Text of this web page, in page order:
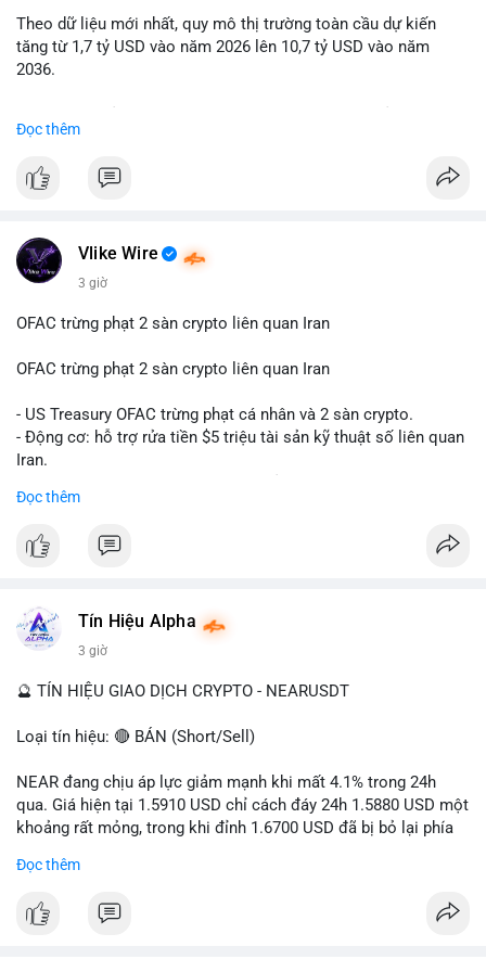
Lời khuyên: Nhà đầu tư nhỏ lẻ nên quan sát thêm 2-4 giờ sau
khi giao dịch được xác nhận, tránh hành động theo cảm xúc.
ưu tiên quản trị rủi ro trong giai đoạn biến động mạnh.
#btcmempool65k
Theo dữ liệu mới nhất, quy mô thị trường toàn cầu dự kiến
tăng từ 1,7 tỷ USD vào năm 2026 lên 10,7 tỷ USD vào năm
2036.
hàng năm (CAGR) ấn tượng lên tới 20,2%.
Điều gì đang thúc đẩy sự tăng trưởng vượt bậc này? Hãy cùng
Đọc thêm
Vlike Wire
3 giờ
OFAC trừng phạt 2 sàn crypto liên quan Iran
OFAC trừng phạt 2 sàn crypto liên quan Iran
- US Treasury OFAC trừng phạt cá nhân và 2 sàn crypto.
- Động cơ: hỗ trợ rửa tiền $5 triệu tài sản kỹ thuật số liên quan
Iran.
- Tác động: rủi ro cho thị trường crypto, tăng áp lực pháp lý.
#binancesquare
#vlikevn #titanbot
📰 Nguồn: Cointelegraph
Đọc thêm
Tín Hiệu Alpha
3 giờ
🔮 TÍN HIỆU GIAO DỊCH CRYPTO - NEARUSDT
Loại tín hiệu: 🔴 BÁN (Short/Sell)
NEAR đang chịu áp lực giảm mạnh khi mất 4.1% trong 24h
qua. Giá hiện tại 1.5910 USD chỉ cách đáy 24h 1.5880 USD một
khoảng rất mỏng, trong khi đỉnh 1.6700 USD đã bị bỏ lại phía
kiểm soát hoàn toàn. Khối lượng giao dịch 10.29 triệu NEAR
tiếp diễn.
Đọc thêm